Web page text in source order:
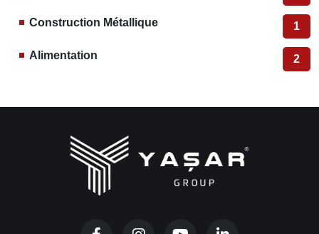
Construction Métallique 1
Alimentation 2